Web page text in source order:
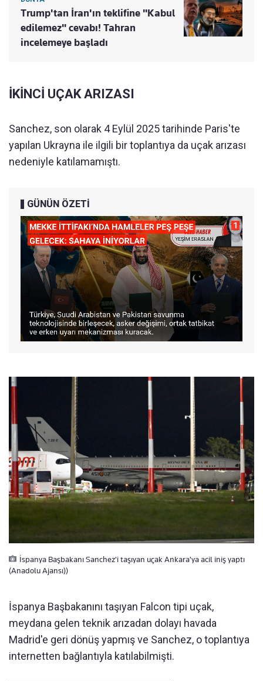
Trump'tan İran'ın teklifine "Kabul
edilemez" cevabı! Tahran
incelemeye başladı
İKİNCİ UÇAK ARIZASI
Sanchez, son olarak 4 Eylül 2025 tarihinde Paris'te
yapılan Ukrayna ile ilgili bir toplantıya da uçak arızası
nedeniyle katılamamıştı.
GÜNÜN ÖZETİ
İspanya Başbakanı Sanchez'i taşıyan uçak Ankara'ya acil iniş yaptı
(Anadolu Ajansı))
İspanya Başbakanını taşıyan Falcon tipi uçak,
meydana gelen teknik arızadan dolayı havada
Madrid'e geri dönüş yapmış ve Sanchez, o toplantıya
internetten bağlantıyla katılabilmişti.